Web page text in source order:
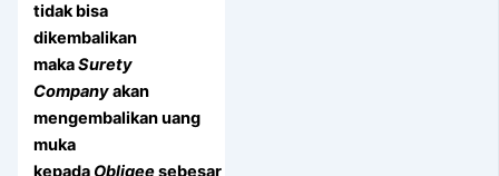
tidak bisa
dikembalikan
makaSurety
Companyakan
mengembalikan uang
muka
kepada Obligeesebesar